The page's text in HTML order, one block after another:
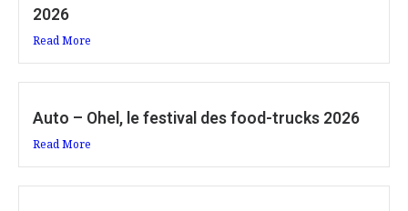
2026
Read More
Auto – Ohel, le festival des food-trucks 2026
Read More